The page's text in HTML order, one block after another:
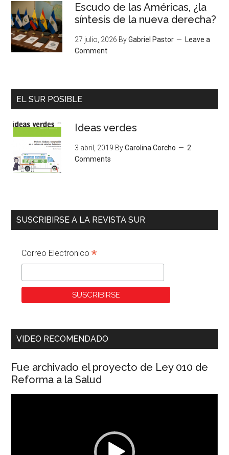
Escudo de las Américas, ¿la
síntesis de la nueva derecha?
27 julio, 2026 ByGabriel Pastor
Leave a
Comment
EL SUR POSIBLE
Ideas verdes
3 abril, 2019 ByCarolina Corcho
2
Comments
SUSCRIBIRSE A LA REVISTA SUR
Correo Electronico*
VIDEO RECOMENDADO
Fue archivado el proyecto de Ley 010 de
Reforma a la Salud